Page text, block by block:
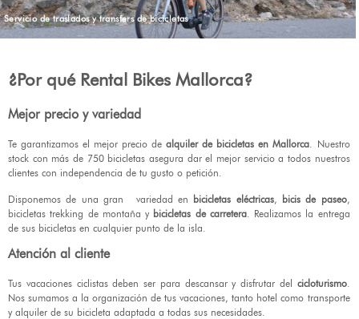
Servicio de traslados y transfers de bicicletas
¿Por qué Rental Bikes Mallorca?
Mejor precio y variedad
Te garantizamos el mejor precio dealquiler de bicicletas en Mallorca. Nuestro
stock con más de 750 bicicletas asegura dar el mejor servicio a todos nuestros
clientes con independencia de tu gusto o petición.
Disponemos de una gran variedad en bicicletas eléctricas, bicis de paseo,
bicicletas trekking de montaña y bicicletas de carretera. Realizamos la entrega
de sus bicicletas en cualquier punto de la isla.
Atención al cliente
Tus vacaciones ciclistas deben ser para descansar y disfrutar del cicloturismo.
Nos sumamos a la organización de tus vacaciones, tanto hotel como transporte
y alquiler de su bicicleta adaptada a todas sus necesidades.